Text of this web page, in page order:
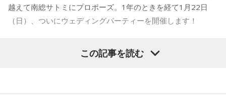
越えて南総サトミにプロポーズ。1年のときを経て1月22日
（日）、ついにウェディングパーティーを開催します！
題して「安部礼司フェスティバル2017～飯野とサトミのウェ
ディングパーティー～」。来場者全員が結婚式、披露宴に参
この記事を読む